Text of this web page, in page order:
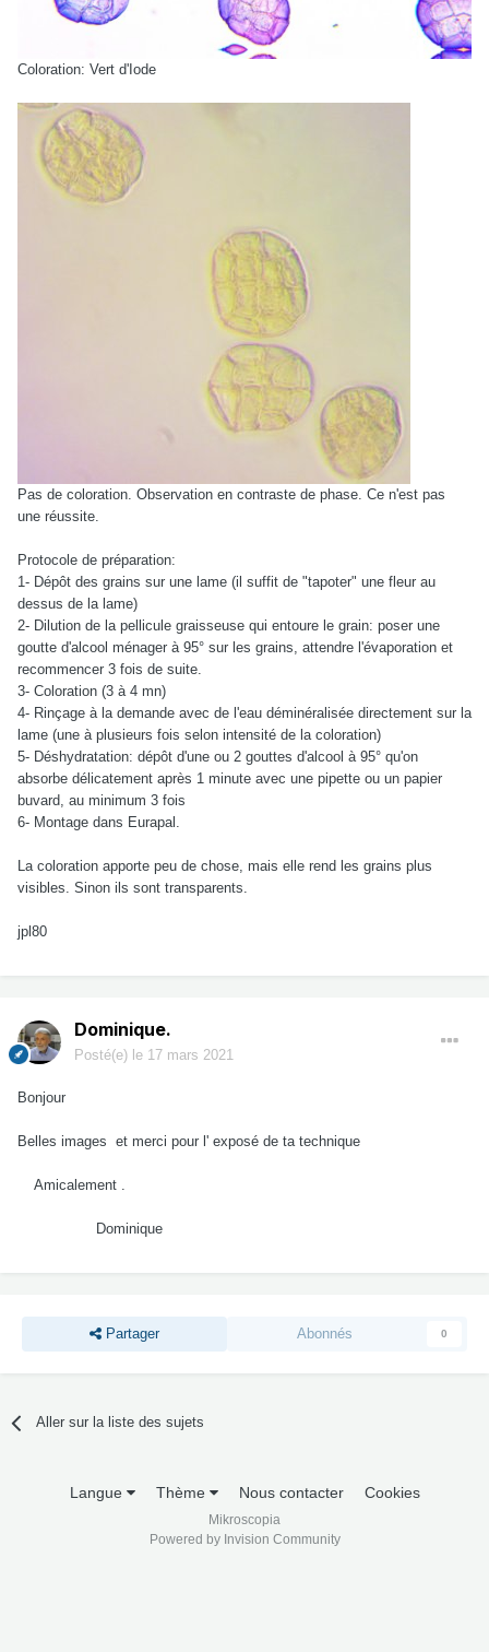
Coloration: Vert d'Iode
Pas de coloration. Observation en contraste de phase. Ce n'est pas
une réussite.
Protocole de préparation:
1- Dépôt des grains sur une lame (il suffit de "tapoter" une fleur au
dessus de la lame)
2- Dilution de la pellicule graisseuse qui entoure le grain: poser une
goutte d'alcool ménager à 95° sur les grains, attendre l'évaporation et
recommencer 3 fois de suite.
3- Coloration (3 à 4 mn)
4- Rinçage à la demande avec de l'eau déminéralisée directement sur la
lame (une à plusieurs fois selon intensité de la coloration)
5- Déshydratation: dépôt d'une ou 2 gouttes d'alcool à 95° qu'on
absorbe délicatement après 1 minute avec une pipette ou un papier
buvard, au minimum 3 fois
6- Montage dans Eurapal.
La coloration apporte peu de chose, mais elle rend les grains plus
visibles. Sinon ils sont transparents.
jpl80
Dominique.
Posté(e) le 17 mars 2021
Bonjour
Belles images et merci pour l' exposé de ta technique
Amicalement .
Dominique
Partager Abonnés 0
Aller sur la liste des sujets
Langue Thème Nous contacter Cookies
Mikroscopia
Powered by Invision Community